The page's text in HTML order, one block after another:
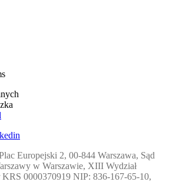
Europejski 2, 00-844 Warszawa, Sąd
w Warszawie, XIII Wydział
0000370919 NIP: 836-167-65-10,